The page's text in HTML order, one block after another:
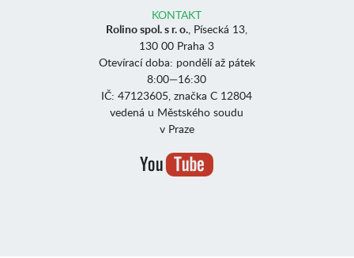
KONTAKT
Rolino spol. s r. o., Písecká 13,
130 00 Praha 3
Otevírací doba: pondělí až pátek
8:00—16:30
IČ: 47123605, značka C 12804
vedená u Městského soudu
v Praze